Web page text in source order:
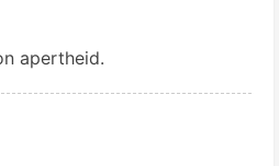
apertheid.